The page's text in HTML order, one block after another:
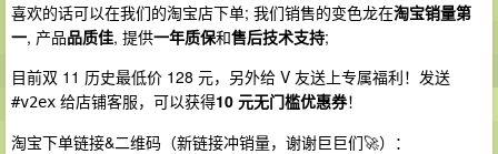
喜欢的话可以在我们的淘宝店下单; 我们销售的变色龙在淘宝销量第
一, 产品品质佳, 提供一年质保和售后技术支持;
目前双 11 历史最低价 128 元，另外给 V 友送上专属福利！发送
#v2ex 给店铺客服，可以获得10 元无门槛优惠券！
淘宝下单链接&二维码（新链接冲销量，谢谢巨巨们🚀）：